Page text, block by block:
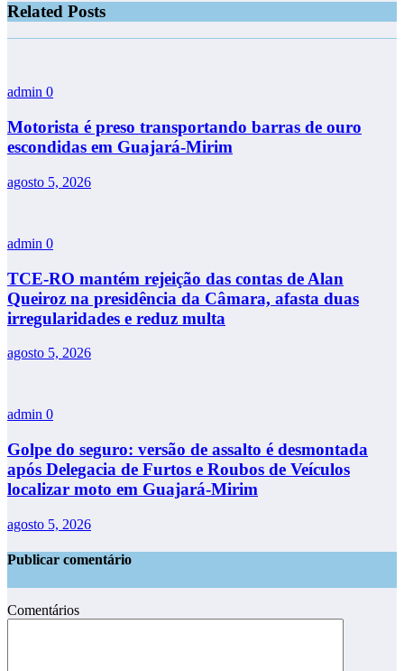
Related Posts
admin 0
Motorista é preso transportando barras de ouro
escondidas em Guajará-Mirim
agosto 5, 2026
admin 0
TCE-RO mantém rejeição das contas de Alan
Queiroz na presidência da Câmara, afasta duas
irregularidades e reduz multa
agosto 5, 2026
admin 0
Golpe do seguro: versão de assalto é desmontada
após Delegacia de Furtos e Roubos de Veículos
localizar moto em Guajará-Mirim
agosto 5, 2026
Publicar comentário
Comentários